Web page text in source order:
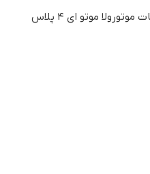
موتورولا موتو ای ۴ پلاس